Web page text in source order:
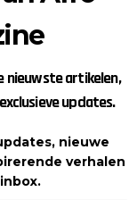
nieuwste artikelen,
updates.
nieuwe
verhalen